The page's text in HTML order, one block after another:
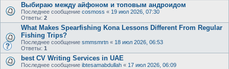
Выбираю между айфоном и топовым андроидом
Последнее сообщение cosmoss « 19 июл 2026, 07:30
Ответы: 2
What Makes Spearfishing Kona Lessons Different From Regular
Fishing Trips?
Последнее сообщение smmsmrtn « 18 июл 2026, 06:53
Ответы: 1
best CV Writing Services in UAE
Последнее сообщение ibtesamabdullah « 17 июл 2026, 06:09